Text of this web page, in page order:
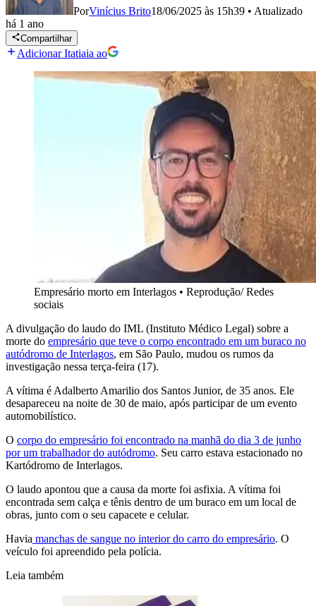
PorVinícius Brito18/06/2025 às 15h39 • Atualizado
há 1 ano
Compartilhar
Adicionar Itatiaia ao
Empresário morto em Interlagos • Reprodução/ Redes
sociais
A divulgação do laudo do IML (Instituto Médico Legal) sobre a
morte do empresário que teve o corpo encontrado em um buraco no
autódromo de Interlagos, em São Paulo, mudou os rumos da
investigação nessa terça-feira (17).
A vítima é Adalberto Amarilio dos Santos Junior, de 35 anos. Ele
desapareceu na noite de 30 de maio, após participar de um evento
automobilístico.
O corpo do empresário foi encontrado na manhã do dia 3 de junho
por um trabalhador do autódromo. Seu carro estava estacionado no
Kartódromo de Interlagos.
O laudo apontou que a causa da morte foi asfixia. A vítima foi
encontrada sem calça e tênis dentro de um buraco em um local de
obras, junto com o seu capacete e celular.
Havia manchas de sangue no interior do carro do empresário. O
veículo foi apreendido pela polícia.
Leia também